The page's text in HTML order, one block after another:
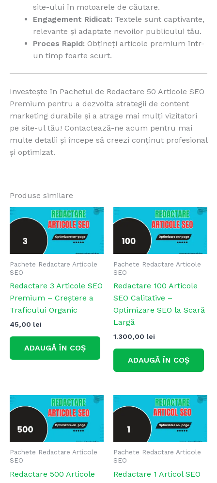
site-ului în motoarele de căutare.
Engagement Ridicat: Textele sunt captivante,
relevante și adaptate nevoilor publicului tău.
Proces Rapid: Obțineți articole premium într-
un timp foarte scurt.
Investește în Pachetul de Redactare 50 Articole SEO
Premium pentru a dezvolta strategii de content
marketing durabile și a atrage mai mulți vizitatori
pe site-ul tău! Contactează-ne acum pentru mai
multe detalii și începe să creezi conținut profesional
și optimizat.
Produse similare
Pachete Redactare Articole
SEO
Redactare 3 Articole SEO
Premium – Creștere a
Traficului Organic
45,00 lei
ADAUGĂ ÎN COȘ
Pachete Redactare Articole
SEO
Redactare 100 Articole
SEO Calitative –
Optimizare SEO la Scară
Largă
1.300,00 lei
ADAUGĂ ÎN COȘ
Pachete Redactare Articole
SEO
Redactare 500 Articole
Pachete Redactare Articole
SEO
Redactare 1 Articol SEO